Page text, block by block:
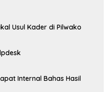
Usul Kader di Pilwako
Internal Bahas Hasil